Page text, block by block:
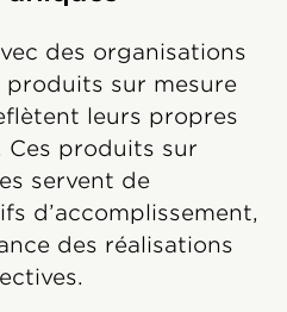
des organisations
sur mesure
leurs propres
Ces produits sur
servent de
d’accomplissement,
des réalisations